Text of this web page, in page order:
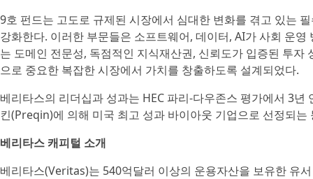
9호 펀드는 고도로 규제된 시장에서 심대한 변화를 겪고 있는
강화한다. 이러한 부문들은 소프트웨어, 데이터, AI가 사회 운
는 도메인 전문성, 독점적인 지식재산권, 신뢰도가 입증된 투
으로 중요한 복잡한 시장에서 가치를 창출하도록 설계되었다.
베리타스의 리더십과 성과는 HEC 파리-다우존스 평가에서 3
킨(Preqin)에 의해 미국 최고 성과 바이아웃 기업으로 선정되는
베리타스 캐피털 소개
베리타스(Veritas)는 540억달러 이상의 운용자산을 보유한 유